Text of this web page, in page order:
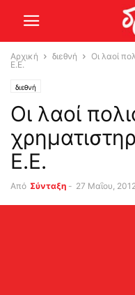
Αρχική διεθνή
Οι λαοί
Ε.Ε.
διεθνή
Οι λαοί
Ε.Ε.
Από Σύνταξη - 27 Μαΐου,